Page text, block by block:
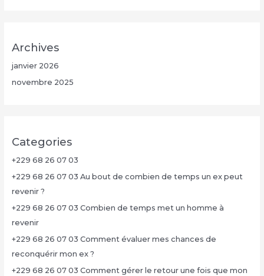
Archives
janvier 2026
novembre 2025
Categories
+229 68 26 07 03
+229 68 26 07 03 Au bout de combien de temps un ex peut
revenir ?
+229 68 26 07 03 Combien de temps met un homme à
revenir
+229 68 26 07 03 Comment évaluer mes chances de
reconquérir mon ex ?
+229 68 26 07 03 Comment gérer le retour une fois que mon